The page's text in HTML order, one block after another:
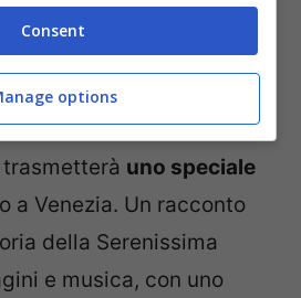
alleore 16.00, tutte le
di Venezia
a distesa. Quindi,
trasmetterà uno speciale
a Venezia. Un racconto
della Serenissima
e musica, con uno
Consent
options